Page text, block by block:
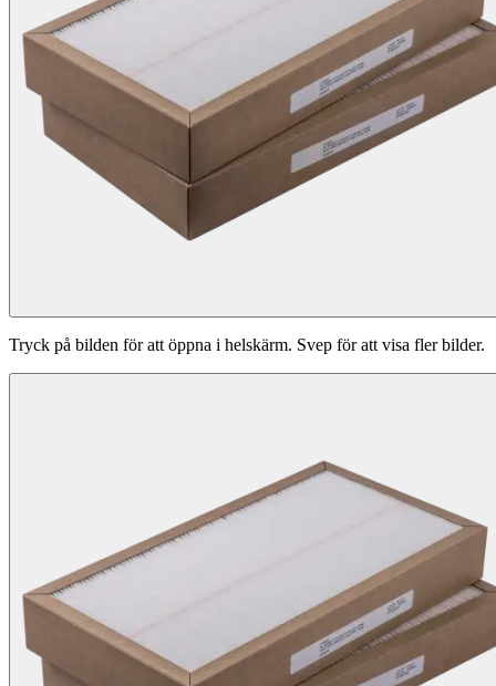
Tryck på bilden för att öppna i helskärm. Svep för att visa fler bilder.